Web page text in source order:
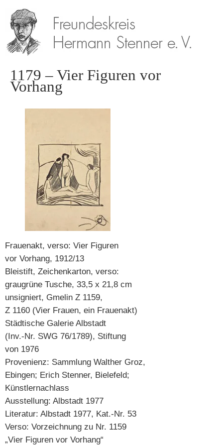
1179 – Vier Figuren vor
Vorhang
Frauenakt, verso: Vier Figuren
vor Vorhang, 1912/13
Bleistift, Zeichenkarton, verso:
graugrüne Tusche, 33,5 x 21,8 cm
unsigniert, Gmelin Z 1159,
Z 1160 (Vier Frauen, ein Frauenakt)
Städtische Galerie Albstadt
(Inv.-Nr. SWG 76/1789), Stiftung
von 1976
Provenienz: Sammlung Walther Groz,
Ebingen; Erich Stenner, Bielefeld;
Künstlernachlass
Ausstellung: Albstadt 1977
Literatur: Albstadt 1977, Kat.-Nr. 53
Verso: Vorzeichnung zu Nr. 1159
„Vier Figuren vor Vorhang“